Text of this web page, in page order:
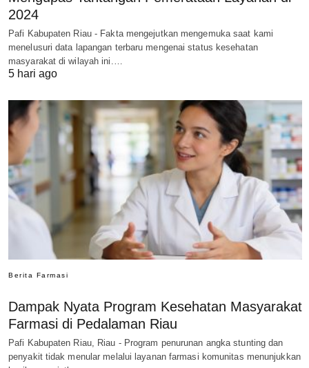
2024
Pafi Kabupaten Riau - Fakta mengejutkan mengemuka saat kami
menelusuri data lapangan terbaru mengenai status kesehatan
masyarakat di wilayah ini.…
5 hari ago
Berita Farmasi
Dampak Nyata Program Kesehatan Masyarakat
Farmasi di Pedalaman Riau
Pafi Kabupaten Riau, Riau - Program penurunan angka stunting dan
penyakit tidak menular melalui layanan farmasi komunitas menunjukkan